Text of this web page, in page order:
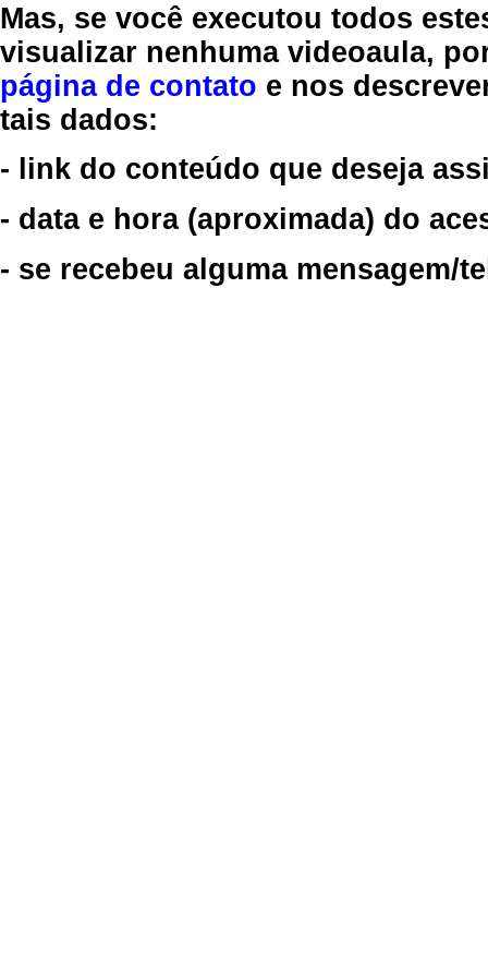
Mas, se você executou todos
visualizar nenhuma videoaula,
página de contato e nos
tais dados:
- link do conteúdo que deseja
- data e hora (aproximada) do
- se recebeu alguma mensagem/